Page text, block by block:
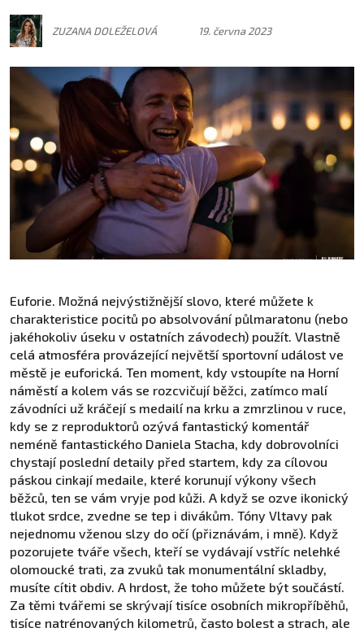
ZUZANA DOLEŽELOVÁ 19. června 2023
Euforie. Možná nejvýstižnější slovo, které můžete k
charakteristice pocitů po absolvování půlmaratonu (nebo
jakéhokoliv úseku v ostatních závodech) použít. Vlastně
celá atmosféra provázející největší sportovní událost ve
městě je euforická. Ten moment, kdy vstoupíte na Horní
náměstí a kolem vás se rozcvičují běžci, zatímco malí
závodníci už kráčejí s medailí na krku a zmrzlinou v ruce,
kdy se z reproduktorů ozývá fantastický komentář
neméně fantastického Daniela Stacha, kdy dobrovolníci
chystají poslední detaily před startem, kdy za cílovou
páskou cinkají medaile, které korunují výkony všech
běžců, ten se vám vryje pod kůži. A když se ozve ikonický
tlukot srdce, zvedne se tep i divákům. Tóny Vltavy pak
nejednomu vženou slzy do očí (přiznávám, i mně). Když
pozorujete tváře všech, kteří se vydávají vstříc nelehké
olomoucké trati, za zvuků tak monumentální skladby,
musíte cítit obdiv. A hrdost, že toho můžete být součástí.
Za těmi tvářemi se skrývají tisíce osobních mikropříběhů,
tisíce natrénovaných kilometrů, často bolest a strach, ale